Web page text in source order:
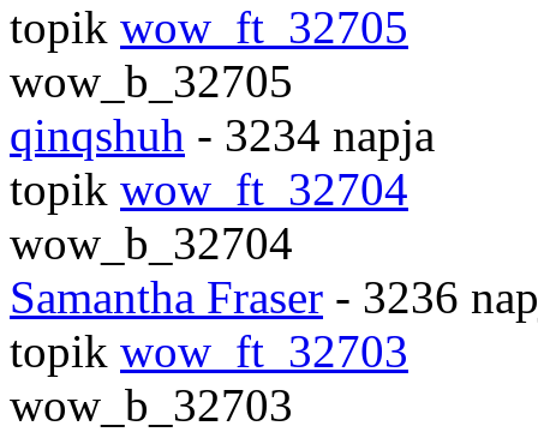
topik wow_ft_32705
wow_b_32705
qinqshuh - 3234 napja
topik wow_ft_32704
wow_b_32704
Samantha Fraser - 3236
topik wow_ft_32703
wow_b_32703